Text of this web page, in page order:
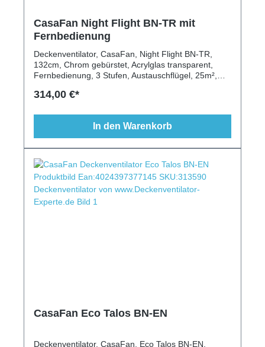
CasaFan Night Flight BN-TR mit
Fernbedienung
Deckenventilator, CasaFan, Night Flight BN-TR,
132cm, Chrom gebürstet, Acrylglas transparent,
Fernbedienung, 3 Stufen, Austauschflügel, 25m²,
314,00 €*
In den Warenkorb
CasaFan Eco Talos BN-EN
Deckenventilator, CasaFan, Eco Talos BN-EN,